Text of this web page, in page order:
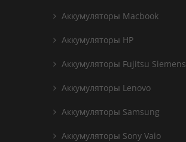
Аккумуляторы Macbook
Аккумуляторы HP
Аккумуляторы Fujitsu Siemens
Аккумуляторы Lenovo
Аккумуляторы Samsung
Аккумуляторы Sony Vaio